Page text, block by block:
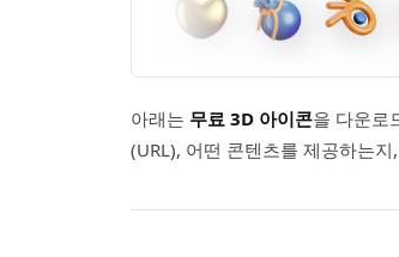
아래는 무료 3D 아이콘을 다운로
(URL), 어떤 콘텐츠를 제공하는